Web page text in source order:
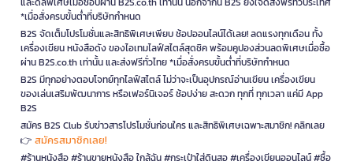
*เมื่อสั่งครบขั้นต่ำที่บริษัทกำหนด
B2S จัดเต็มโปรโมชั่นและสิทธิพิเศษเพียบ ช้อปออนไลน์ได้เลย! ลดแรงทุกเดือน ทั้ง
เครื่องเขียน หนังสือดัง ของไอเทมไลฟ์สไตล์สุดชิค พร้อมคูปองส่วนลดพิเศษเมื่อซื้อ
ผ่าน B2S.co.th เท่านั้น และส่งฟรีทั่วไทย *เมื่อสั่งครบขั้นต่ำที่บริษัทกำหนด
B2S มีทุกอย่างตอบโจทย์ทุกไลฟ์สไตล์ ไม่ว่าจะเป็นอุปกรณ์อ่านเขียน เครื่องเขียน
ของเล่นเสริมพัฒนาการ หรือเฟอร์นิเจอร์ ช้อปง่าย สะดวก ทุกที่ ทุกเวลา แค่มี App
B2S
สมัคร B2S Club รับข่าวสารโปรโมชั่นก่อนใคร และสิทธิพิเศษเฉพาะสมาชิก! คลิกเลย
👉 สมัครสมาชิกเลย!
#ร้านหนังสือ #ร้านขายหนังสือ ใกล้ฉัน #กระเป๋าใส่ดินสอ #เครื่องเขียนออนไลน์ #ซื้อ